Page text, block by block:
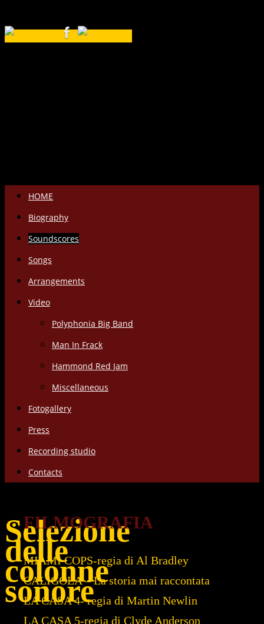
Salta
contenuto
HOME
Biography
Soundscores
Songs
Arrangements
Video
Polyphonia Big Band
Man In Frack
Hammond Red Jam
Miscellaneous
Fotogallery
Press
Recording studio
Contacts
Selezione
delle
colonne
sonore
FILMOGRAFIA
MIAMI COPS-regia di Al Bradley
CALIGOLA – La storia mai raccontata
LA CASA 4- regia di Martin Newlin
LA CASA 5-regia di Clyde Anderson